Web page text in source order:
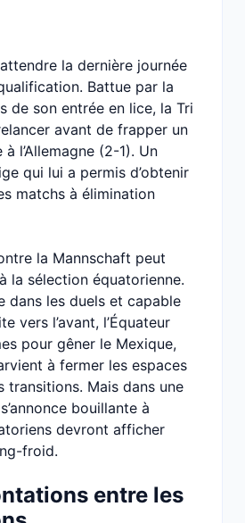
attendre la dernière journée
Battue par la
de son entrée en lice, la Tri
avant de frapper un
l’Allemagne (2-1). Un
qui lui a permis d’obtenir
matchs à élimination
la Mannschaft peut
la sélection équatorienne.
dans les duels et capable
vers l’avant, l’Équateur
pour gêner le Mexique,
à fermer les espaces
transitions. Mais dans une
bouillante à
devront afficher
froid.
entre les